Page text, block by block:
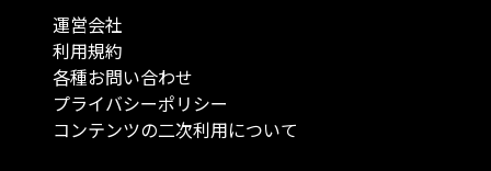
運営会社
利用規約
各種お問い合わせ
プライバシーポリシー
コンテンツの二次利用について